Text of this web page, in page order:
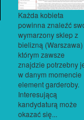
Każda kobieta
powinna znaleźć
wymarzony sklep z
bielizną
którym zawsze
znajdzie potrzebny
w danym momencie
element garderoby.
Interesującą
kandydaturą może
okazać się...